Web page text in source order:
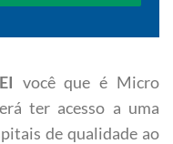
você que é Micro
ter acesso a uma
de qualidade ao